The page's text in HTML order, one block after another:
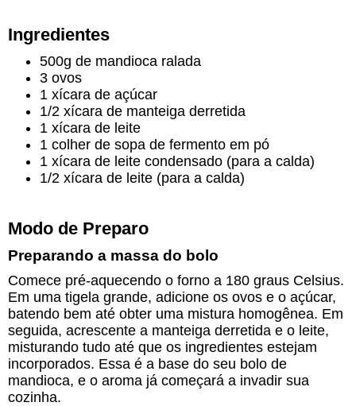
Ingredientes
500g de mandioca ralada
3 ovos
1 xícara de açúcar
1/2 xícara de manteiga derretida
1 xícara de leite
1 colher de sopa de fermento em pó
1 xícara de leite condensado (para a calda)
1/2 xícara de leite (para a calda)
Modo de Preparo
Preparando a massa do bolo
Comece pré-aquecendo o forno a 180 graus Celsius.
Em uma tigela grande, adicione os ovos e o açúcar,
batendo bem até obter uma mistura homogênea. Em
seguida, acrescente a manteiga derretida e o leite,
misturando tudo até que os ingredientes estejam
incorporados. Essa é a base do seu bolo de
mandioca, e o aroma já começará a invadir sua
cozinha.